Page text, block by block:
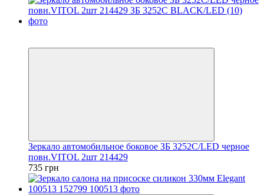
Зеркало автомобильное боковое ЗБ 3252C/LED черное
повн.VITOL 2шт 214429
735 грн